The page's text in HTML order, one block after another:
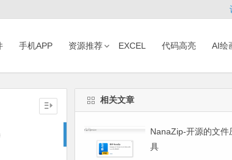
手机APP 资源推荐 EXCEL 代码高亮 AI绘
相关文章
NanaZip-开源的文件
具